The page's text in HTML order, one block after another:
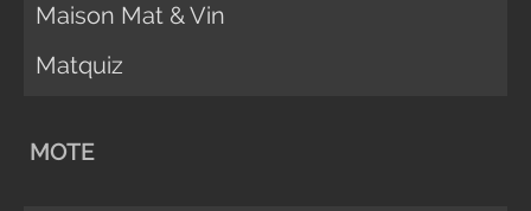
Maison Mat & Vin
Matquiz
MOTE